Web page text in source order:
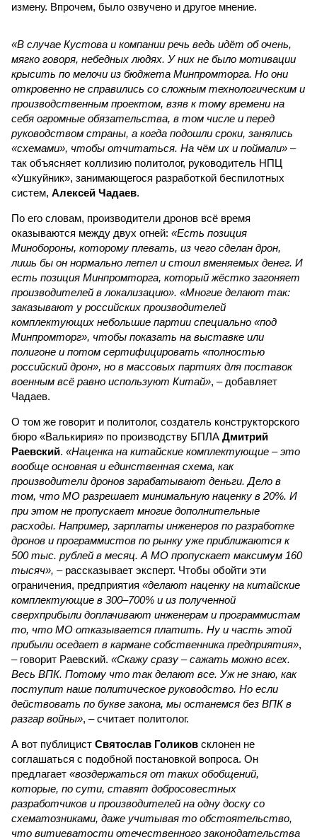
измену. Впрочем, было озвучено и другое мнение.
«В случае Кустова и компании речь ведь идёт об очень,
мягко говоря, небедных людях. У них не было мотивации
крысить по мелочи из бюджета Минпромторга. Но они
откровенно не справились со сложным технологическим и
производственным проектом, взяв к тому времени на
себя огромные обязательства, в том числе и перед
руководством страны, а когда подошли сроки, занялись
«схемами», чтобы отчитаться. На чём их и поймали» –
так объясняет коллизию политолог, руководитель НПЦ
«Ушкуйник», занимающегося разработкой беспилотных
систем, Алексей Чадаев.
По его словам, производители дронов всё время
оказываются между двух огней: «Есть позиция
Минобороны, которому плевать, из чего сделан дрон,
лишь бы он нормально летел и стоил вменяемых денег. И
есть позиция Минпромторга, который жёстко загоняет
производителей в локализацию». «Многие делают так:
заказывают у российских производителей
комплектующих небольшие партии специально «под
Минпромторг», чтобы показать на выставке или
полигоне и потом сертифицировать «полностью
российский дрон», но в массовых партиях для поставок
военным всё равно используют Китай», – добавляет
Чадаев.
О том же говорит и политолог, создатель конструкторского
бюро «Валькирия» по производству БПЛА Дмитрий
Раевский. «Наценка на китайские комплектующие – это
вообще основная и единственная схема, как
производители дронов зарабатывают деньги. Дело в
том, что МО разрешает минимальную наценку в 20%. И
при этом не пропускает многие дополнительные
расходы. Например, зарплаты инженеров по разработке
дронов и программистов по рынку уже приближаются к
500 тыс. рублей в месяц. А МО пропускает максимум 160
тысяч», – рассказывает эксперт. Чтобы обойти эти
ограничения, предприятия «делают наценку на китайские
комплектующие в 300–700% и из полученной
сверхприбыли доплачивают инженерам и программистам
то, что МО отказывается платить. Ну и часть этой
прибыли оседает в кармане собственника предприятия»,
– говорит Раевский. «Скажу сразу – сажать можно всех.
Весь ВПК. Потому что так делают все. Уж не знаю, как
поступит наше политическое руководство. Но если
действовать по букве закона, мы останемся без ВПК в
разгар войны», – считает политолог.
А вот публицист Святослав Голиков склонен не
соглашаться с подобной постановкой вопроса. Он
предлагает «воздержаться от таких обобщений,
которые, по сути, ставят добросовестных
разработчиков и производителей на одну доску со
схематозниками, даже учитывая то обстоятельство,
что витиеватости отечественного законодательства